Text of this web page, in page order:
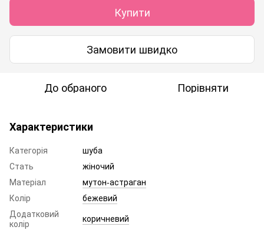
Купити
Замовити швидко
До обраного Порівняти
Характеристики
Категорія
шуба
Стать
жіночий
Матеріал
мутон-астраган
Колір
бежевий
Додатковий
колір
коричневий